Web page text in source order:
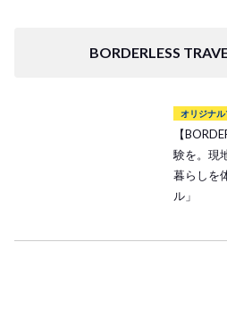
BORDERLESS
オリジナ
【
験を。現
暮らしを
ル」